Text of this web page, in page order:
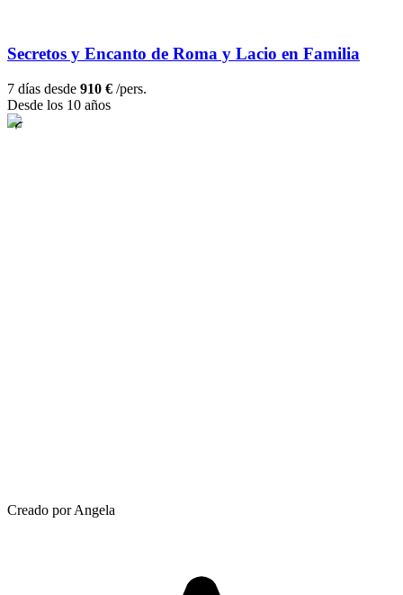
Secretos y Encanto de Roma y Lacio en Familia
7 días desde 910 € /pers.
Desde los 10 años
Creado por Angela